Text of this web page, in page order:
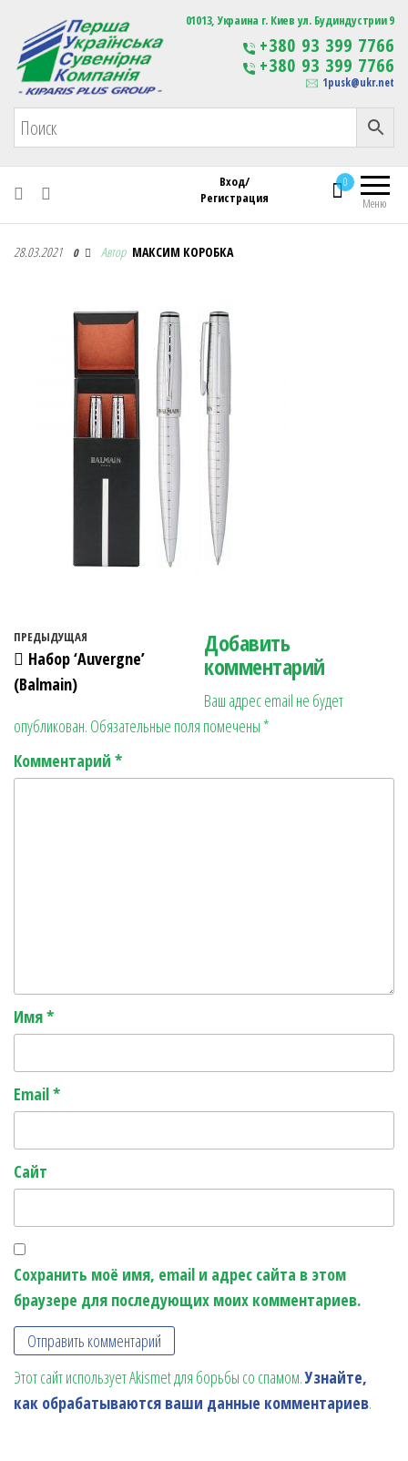
Первая Украинская Сувенирная Компания Изготовление
сувенирной продукции
с логотипом
01013, Украина г. Киев ул. Будиндустрии 9
+380 93 399 7766
+380 93 399 7766
1pusk@ukr.net
Меню
0
Вход/
Регистрация
Первая Украинская Сувенирная Компания
28.03.2021 0 Автор МАКСИМ КОРОБКА
Навигация по записям
Предыдущая запись
ПРЕДЫДУЩАЯ
Набор ‘Auvergne’
(Balmain)
Добавить
комментарий
Ваш адрес email не будет
опубликован. Обязательные поля помечены *
Комментарий *
Имя*
Email*
Сайт
Сохранить моё имя, email и адрес сайта в этом
браузере для последующих моих комментариев.
Этот сайт использует Akismet для борьбы со спамом.Узнайте,
как обрабатываются ваши данные комментариев.